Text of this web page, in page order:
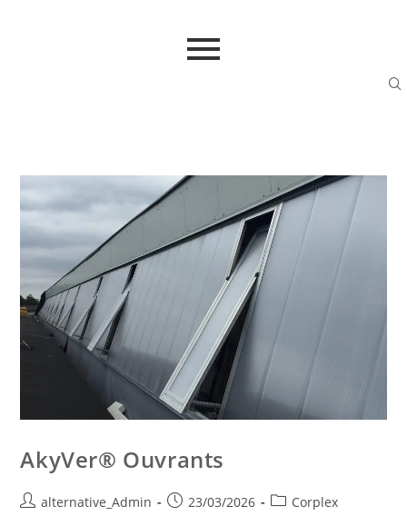
AkyVer® Ouvrants
alternative_Admin 23/03/2026 Corplex